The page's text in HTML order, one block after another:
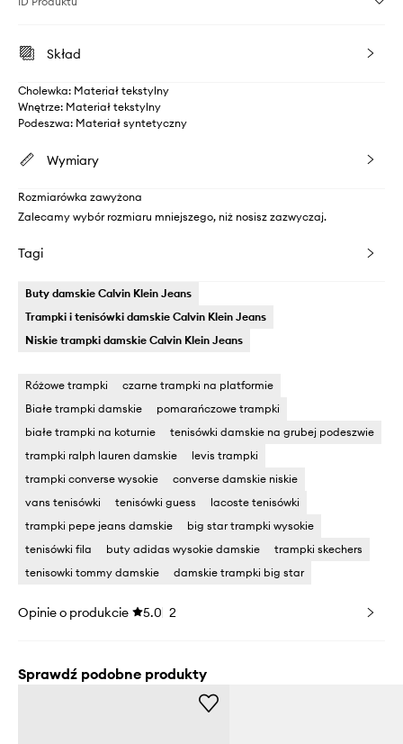
Skład
Cholewka: Materiał tekstylny
Wnętrze: Materiał tekstylny
Podeszwa: Materiał syntetyczny
Wymiary
Rozmiarówka zawyżona
Zalecamy wybór rozmiaru mniejszego, niż nosisz zazwyczaj.
Tagi
Buty damskie Calvin Klein Jeans
Trampki i tenisówki damskie Calvin Klein Jeans
Niskie trampki damskie Calvin Klein Jeans
Różowe trampki
czarne trampki na platformie
Białe trampki damskie
pomarańczowe trampki
białe trampki na koturnie
tenisówki damskie na grubej podeszwie
trampki ralph lauren damskie
levis trampki
trampki converse wysokie
converse damskie niskie
vans tenisówki
tenisówki guess
lacoste tenisówki
trampki pepe jeans damskie
big star trampki wysokie
tenisówki fila
buty adidas wysokie damskie
trampki skechers
tenisowki tommy damskie
damskie trampki big star
Opinie o produkcie 5.0 2
Sprawdź podobne produkty